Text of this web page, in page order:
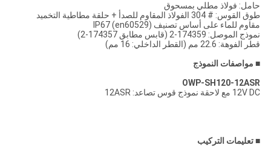
حامل: فولاذ مطلي بمسحوق
طوق القوس: # 304 الفولاذ المقاوم للصدأ + حلقة مطاطية التخميد
مقاوم للماء على أساس تصنيف IP67 (en60529)
نموذج الموصل: 174359-2 (قابس مطابق 174357-2)
قطر الفوهة: 22.6 مم (القطر الداخلي: 16 مم)
■ مواصفات النموذج
OWP-SH120-12ASR
12V DC مع لاحقة نموذج قوس تصاعد: 12ASR
■تعليمات التركيب